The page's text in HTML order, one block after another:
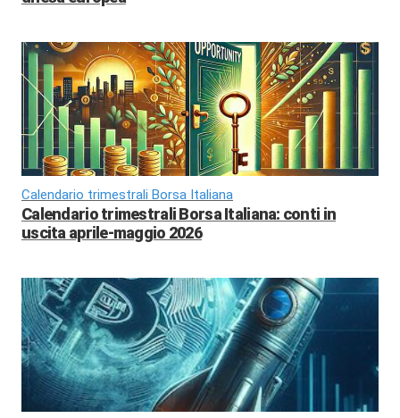
Calendario trimestrali Borsa Italiana
Calendario trimestrali Borsa Italiana: conti in
uscita aprile-maggio 2026